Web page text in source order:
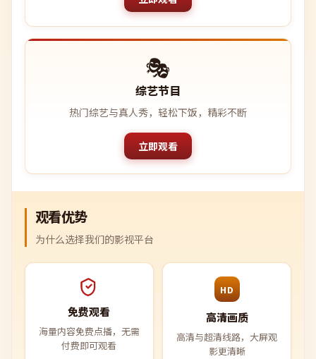
🎭
综艺节目
热门综艺与真人秀，轻松下饭，精彩不断
立即观看
观看优势
为什么选择我们的影视平台
免费观看
海量内容免费点播，无需
付费即可观看
HD
高清画质
高清与超清线路，大屏观
影更清晰